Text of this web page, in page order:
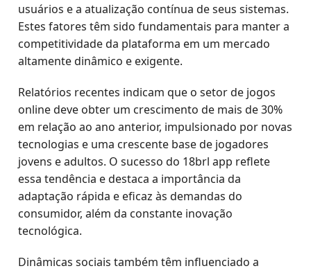
usuários e a atualização contínua de seus sistemas.
Estes fatores têm sido fundamentais para manter a
competitividade da plataforma em um mercado
altamente dinâmico e exigente.
Relatórios recentes indicam que o setor de jogos
online deve obter um crescimento de mais de 30%
em relação ao ano anterior, impulsionado por novas
tecnologias e uma crescente base de jogadores
jovens e adultos. O sucesso do 18brl app reflete
essa tendência e destaca a importância da
adaptação rápida e eficaz às demandas do
consumidor, além da constante inovação
tecnológica.
Dinâmicas sociais também têm influenciado a